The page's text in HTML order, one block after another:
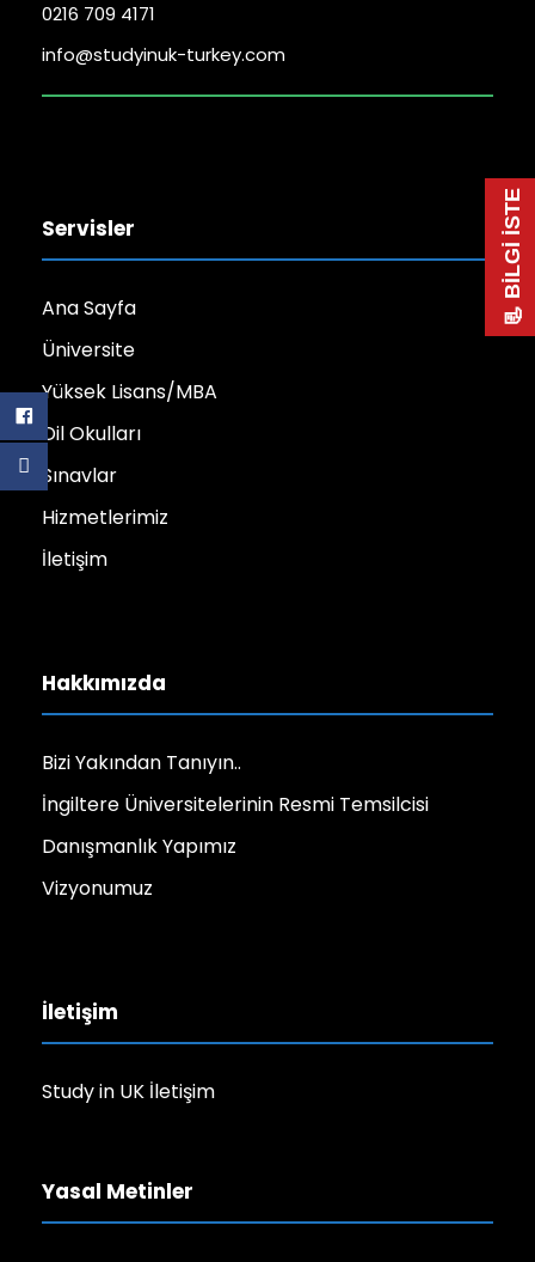
0216 709 4171
info@studyinuk-turkey.com
Servisler
Ana Sayfa
Üniversite
Yüksek Lisans/MBA
Dil Okulları
Sınavlar
Hizmetlerimiz
İletişim
Hakkımızda
Bizi Yakından Tanıyın..
İngiltere Üniversitelerinin Resmi Temsilcisi
Danışmanlık Yapımız
Vizyonumuz
İletişim
Study in UK İletişim
Yasal Metinler
📃 BİLGİ İSTE